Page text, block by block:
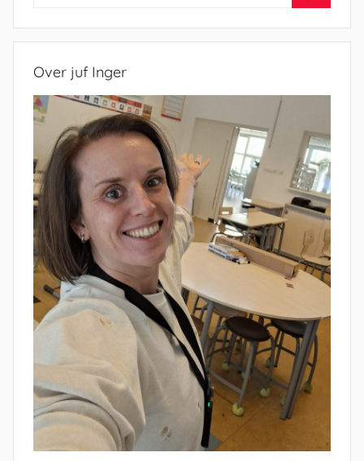
Over juf Inger